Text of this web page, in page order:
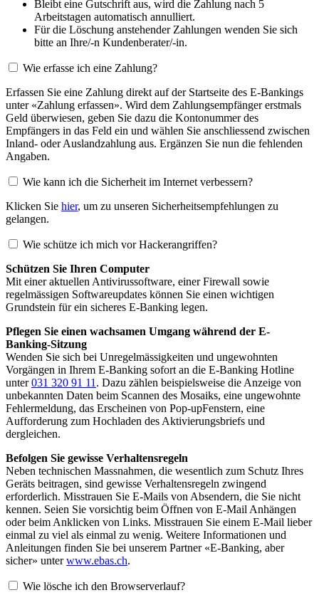
Bleibt eine Gutschrift aus, wird die Zahlung nach 5
Arbeitstagen automatisch annulliert.
Für die Löschung anstehender Zahlungen wenden Sie sich
bitte an Ihre/-n Kundenberater/-in.
Wie erfasse ich eine Zahlung?
Erfassen Sie eine Zahlung direkt auf der Startseite des E-Bankings
unter «Zahlung erfassen». Wird dem Zahlungsempfänger erstmals
Geld überwiesen, geben Sie dazu die Kontonummer des
Empfängers in das Feld ein und wählen Sie anschliessend zwischen
Inland- oder Auslandzahlung aus. Ergänzen Sie nun die fehlenden
Angaben.
Wie kann ich die Sicherheit im Internet verbessern?
Klicken Sie hier, um zu unseren Sicherheitsempfehlungen zu
gelangen.
Wie schütze ich mich vor Hackerangriffen?
Schützen Sie Ihren Computer
Mit einer aktuellen Antivirussoftware, einer Firewall sowie
regelmässigen Softwareupdates können Sie einen wichtigen
Grundstein für ein sicheres E-Banking legen.
Pflegen Sie einen wachsamen Umgang während der E-
Banking-Sitzung
Wenden Sie sich bei Unregelmässigkeiten und ungewohnten
Vorgängen in Ihrem E-Banking sofort an die E-Banking Hotline
unter031 320 91 11 . Dazu zählen beispielsweise die Anzeige von
unbekannten Daten beim Scannen des Mosaiks, eine ungewohnte
Fehlermeldung, das Erscheinen von Pop-upFenstern, eine
Aufforderung zum Hochladen des Aktivierungsbriefs und
dergleichen.
Befolgen Sie gewisse Verhaltensregeln
Neben technischen Massnahmen, die wesentlich zum Schutz Ihres
Geräts beitragen, sind gewisse Verhaltensregeln zwingend
erforderlich. Misstrauen Sie E-Mails von Absendern, die Sie nicht
kennen. Seien Sie vorsichtig beim Öffnen von E-Mail Anhängen
oder beim Anklicken von Links. Misstrauen Sie einem E-Mail lieber
einmal zu viel als einmal zu wenig. Weitere Informationen und
Anleitungen finden Sie bei unserem Partner «E-Banking, aber
sicher» unterwww.ebas.ch.
Wie lösche ich den Browserverlauf?